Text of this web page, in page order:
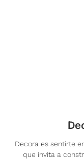
Decora es sentirte
que invita a